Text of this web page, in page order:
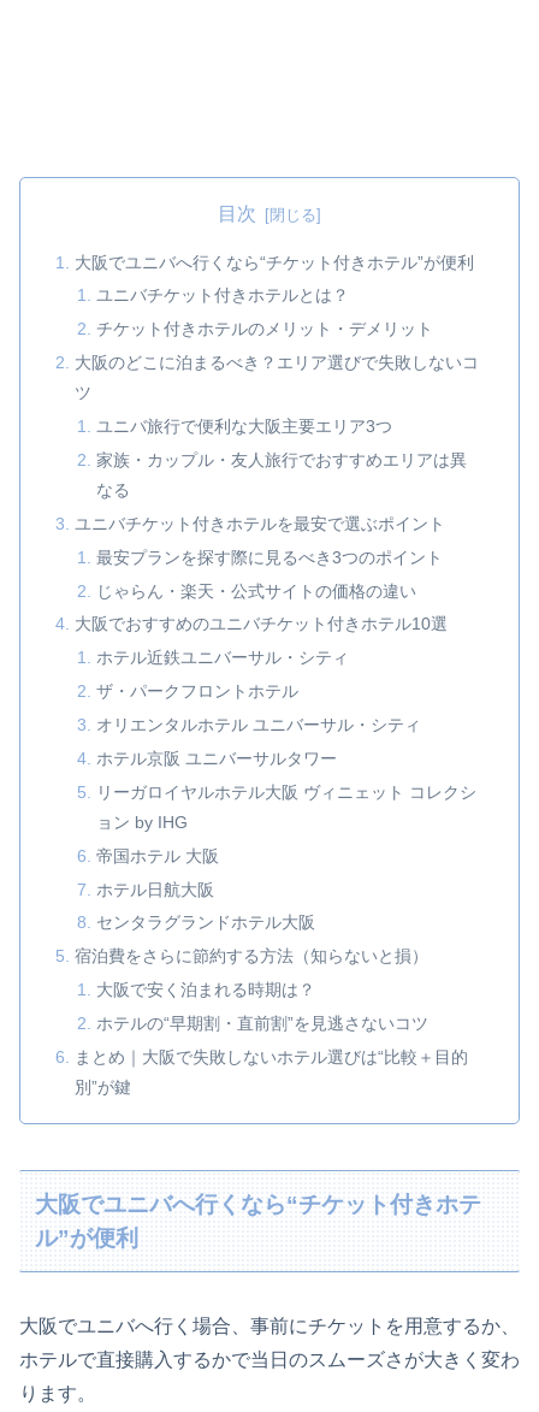
目次
大阪でユニバへ行くなら“チケット付きホテル”が便利
ユニバチケット付きホテルとは？
チケット付きホテルのメリット・デメリット
大阪のどこに泊まるべき？エリア選びで失敗しないコ
ツ
ユニバ旅行で便利な大阪主要エリア3つ
家族・カップル・友人旅行でおすすめエリアは異
なる
ユニバチケット付きホテルを最安で選ぶポイント
最安プランを探す際に見るべき3つのポイント
じゃらん・楽天・公式サイトの価格の違い
大阪でおすすめのユニバチケット付きホテル10選
ホテル近鉄ユニバーサル・シティ
ザ・パークフロントホテル
オリエンタルホテル ユニバーサル・シティ
ホテル京阪 ユニバーサルタワー
リーガロイヤルホテル大阪 ヴィニェット コレクシ
ョン by IHG
帝国ホテル 大阪
ホテル日航大阪
センタラグランドホテル大阪
宿泊費をさらに節約する方法（知らないと損）
大阪で安く泊まれる時期は？
ホテルの“早期割・直前割”を見逃さないコツ
まとめ｜大阪で失敗しないホテル選びは“比較＋目的
別”が鍵
大阪でユニバへ行くなら“チケット付きホテ
ル”が便利
大阪でユニバへ行く場合、事前にチケットを用意するか、
ホテルで直接購入するかで当日のスムーズさが大きく変わ
ります。